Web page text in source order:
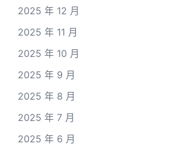
2025 年 12 月
2025 年 11 月
2025 年 10 月
2025 年 9 月
2025 年 8 月
2025 年 7 月
2025 年 6 月